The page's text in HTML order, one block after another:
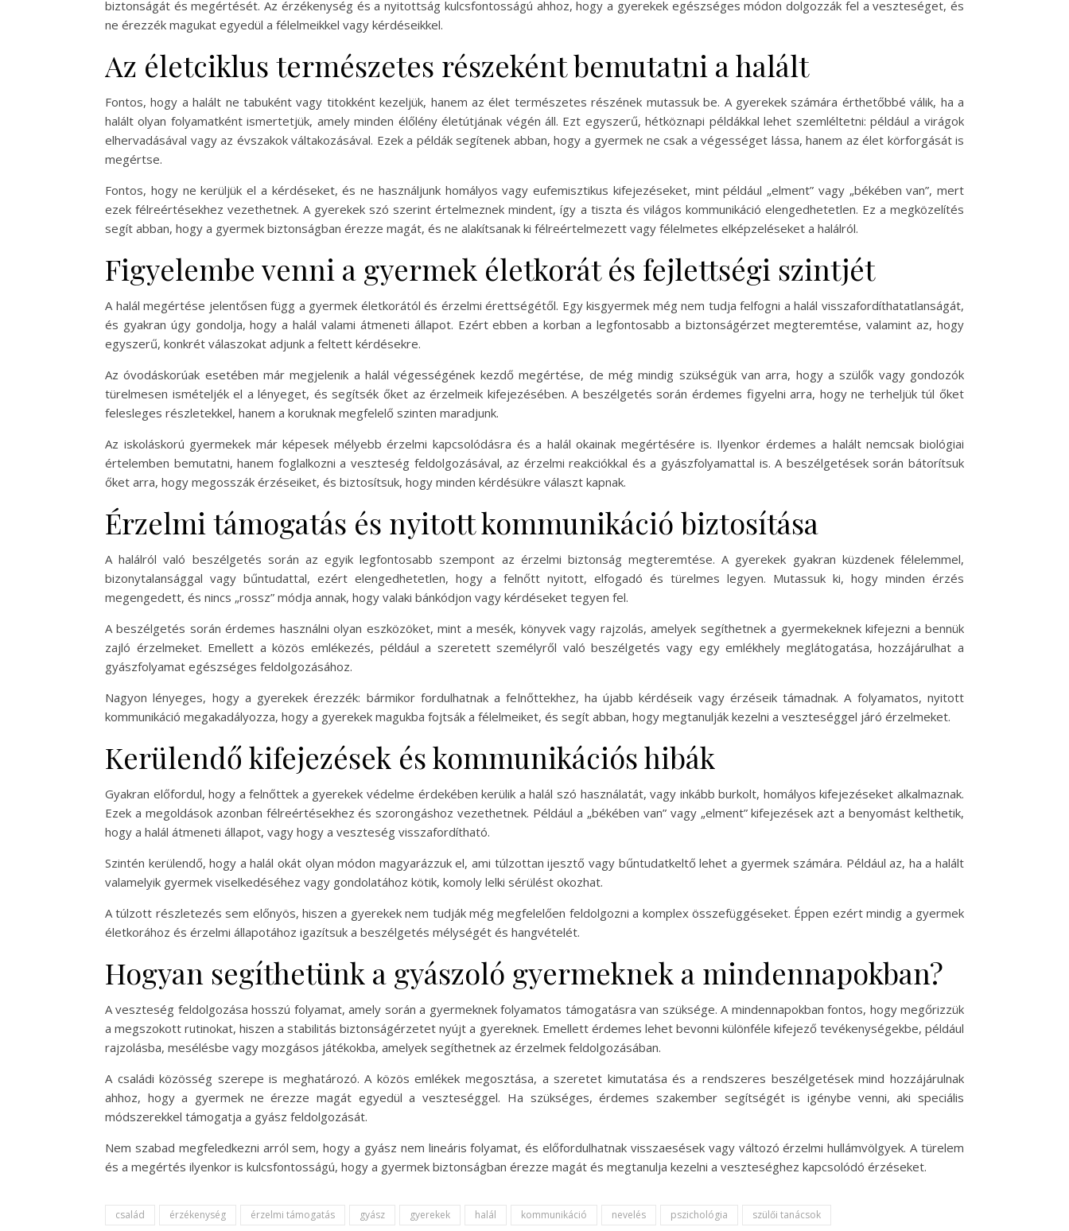
biztonságát és megértését. Az érzékenység és a nyitottság kulcsfontosságú ahhoz, hogy a gyerekek egészséges módon dolgozzák fel a veszteséget, és
ne érezzék magukat egyedül a félelmeikkel vagy kérdéseikkel.
Az életciklus természetes részeként bemutatni a halált
Fontos, hogy a halált ne tabuként vagy titokként kezeljük, hanem az élet természetes részének mutassuk be. A gyerekek számára érthetőbbé válik, ha a
halált olyan folyamatként ismertetjük, amely minden élőlény életútjának végén áll. Ezt egyszerű, hétköznapi példákkal lehet szemléltetni: például a virágok
elhervadásával vagy az évszakok váltakozásával. Ezek a példák segítenek abban, hogy a gyermek ne csak a végességet lássa, hanem az élet körforgását is
megértse.
Fontos, hogy ne kerüljük el a kérdéseket, és ne használjunk homályos vagy eufemisztikus kifejezéseket, mint például „elment” vagy „békében van”, mert
ezek félreértésekhez vezethetnek. A gyerekek szó szerint értelmeznek mindent, így a tiszta és világos kommunikáció elengedhetetlen. Ez a megközelítés
segít abban, hogy a gyermek biztonságban érezze magát, és ne alakítsanak ki félreértelmezett vagy félelmetes elképzeléseket a halálról.
Figyelembe venni a gyermek életkorát és fejlettségi szintjét
A halál megértése jelentősen függ a gyermek életkorától és érzelmi érettségétől. Egy kisgyermek még nem tudja felfogni a halál visszafordíthatatlanságát,
és gyakran úgy gondolja, hogy a halál valami átmeneti állapot. Ezért ebben a korban a legfontosabb a biztonságérzet megteremtése, valamint az, hogy
egyszerű, konkrét válaszokat adjunk a feltett kérdésekre.
Az óvodáskorúak esetében már megjelenik a halál végességének kezdő megértése, de még mindig szükségük van arra, hogy a szülők vagy gondozók
türelmesen ismételjék el a lényeget, és segítsék őket az érzelmeik kifejezésében. A beszélgetés során érdemes figyelni arra, hogy ne terheljük túl őket
felesleges részletekkel, hanem a koruknak megfelelő szinten maradjunk.
Az iskoláskorú gyermekek már képesek mélyebb érzelmi kapcsolódásra és a halál okainak megértésére is. Ilyenkor érdemes a halált nemcsak biológiai
értelemben bemutatni, hanem foglalkozni a veszteség feldolgozásával, az érzelmi reakciókkal és a gyászfolyamattal is. A beszélgetések során bátorítsuk
őket arra, hogy megosszák érzéseiket, és biztosítsuk, hogy minden kérdésükre választ kapnak.
Érzelmi támogatás és nyitott kommunikáció biztosítása
A halálról való beszélgetés során az egyik legfontosabb szempont az érzelmi biztonság megteremtése. A gyerekek gyakran küzdenek félelemmel,
bizonytalansággal vagy bűntudattal, ezért elengedhetetlen, hogy a felnőtt nyitott, elfogadó és türelmes legyen. Mutassuk ki, hogy minden érzés
megengedett, és nincs „rossz” módja annak, hogy valaki bánkódjon vagy kérdéseket tegyen fel.
A beszélgetés során érdemes használni olyan eszközöket, mint a mesék, könyvek vagy rajzolás, amelyek segíthetnek a gyermekeknek kifejezni a bennük
zajló érzelmeket. Emellett a közös emlékezés, például a szeretett személyről való beszélgetés vagy egy emlékhely meglátogatása, hozzájárulhat a
gyászfolyamat egészséges feldolgozásához.
Nagyon lényeges, hogy a gyerekek érezzék: bármikor fordulhatnak a felnőttekhez, ha újabb kérdéseik vagy érzéseik támadnak. A folyamatos, nyitott
kommunikáció megakadályozza, hogy a gyerekek magukba fojtsák a félelmeiket, és segít abban, hogy megtanulják kezelni a veszteséggel járó érzelmeket.
Kerülendő kifejezések és kommunikációs hibák
Gyakran előfordul, hogy a felnőttek a gyerekek védelme érdekében kerülik a halál szó használatát, vagy inkább burkolt, homályos kifejezéseket alkalmaznak.
Ezek a megoldások azonban félreértésekhez és szorongáshoz vezethetnek. Például a „békében van” vagy „elment” kifejezések azt a benyomást kelthetik,
hogy a halál átmeneti állapot, vagy hogy a veszteség visszafordítható.
Szintén kerülendő, hogy a halál okát olyan módon magyarázzuk el, ami túlzottan ijesztő vagy bűntudatkeltő lehet a gyermek számára. Például az, ha a halált
valamelyik gyermek viselkedéséhez vagy gondolatához kötik, komoly lelki sérülést okozhat.
A túlzott részletezés sem előnyös, hiszen a gyerekek nem tudják még megfelelően feldolgozni a komplex összefüggéseket. Éppen ezért mindig a gyermek
életkorához és érzelmi állapotához igazítsuk a beszélgetés mélységét és hangvételét.
Hogyan segíthetünk a gyászoló gyermeknek a mindennapokban?
A veszteség feldolgozása hosszú folyamat, amely során a gyermeknek folyamatos támogatásra van szüksége. A mindennapokban fontos, hogy megőrizzük
a megszokott rutinokat, hiszen a stabilitás biztonságérzetet nyújt a gyereknek. Emellett érdemes lehet bevonni különféle kifejező tevékenységekbe, például
rajzolásba, mesélésbe vagy mozgásos játékokba, amelyek segíthetnek az érzelmek feldolgozásában.
A családi közösség szerepe is meghatározó. A közös emlékek megosztása, a szeretet kimutatása és a rendszeres beszélgetések mind hozzájárulnak
ahhoz, hogy a gyermek ne érezze magát egyedül a veszteséggel. Ha szükséges, érdemes szakember segítségét is igénybe venni, aki speciális
módszerekkel támogatja a gyász feldolgozását.
Nem szabad megfeledkezni arról sem, hogy a gyász nem lineáris folyamat, és előfordulhatnak visszaesések vagy változó érzelmi hullámvölgyek. A türelem
és a megértés ilyenkor is kulcsfontosságú, hogy a gyermek biztonságban érezze magát és megtanulja kezelni a veszteséghez kapcsolódó érzéseket.
család érzékenység érzelmi támogatás gyász gyerekek halál kommunikáció nevelés pszichológia szülői tanácsok